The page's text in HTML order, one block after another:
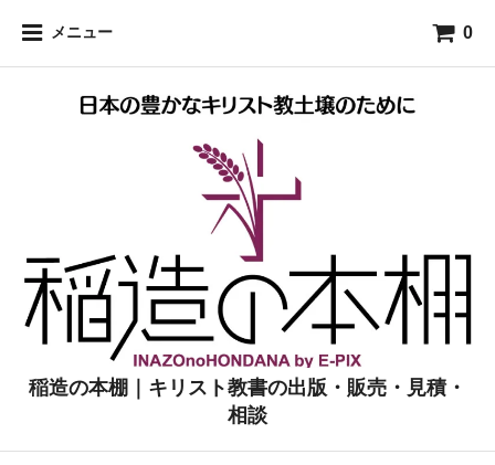
メニュー 0
稲造の本棚｜キリスト教書の出版・販売・見積・
相談